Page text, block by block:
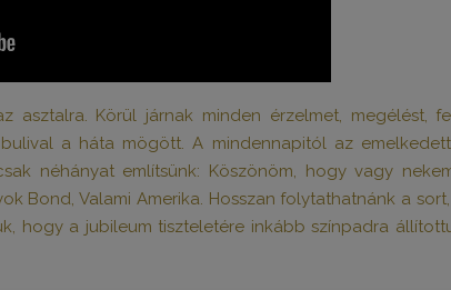
Körül járnak minden érzelmet, megélést,
a háta mögött. A mindennapitól az
néhányat említsünk: Köszönöm, hogy vagy
Bond, Valami Amerika. Hosszan folytathatnánk a
hogy a jubileum tiszteletére inkább színpadra